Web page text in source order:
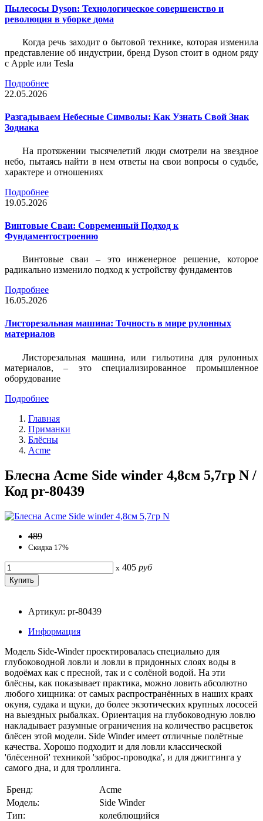
Пылесосы Dyson: Технологическое совершенство и
революция в уборке дома
Когда речь заходит о бытовой технике, которая изменила
представление об индустрии, бренд Dyson стоит в одном ряду
с Apple или Tesla
Подробнее
22.05.2026
Разгадываем Небесные Символы: Как Узнать Свой Знак
Зодиака
На протяжении тысячелетий люди смотрели на звездное
небо, пытаясь найти в нем ответы на свои вопросы о судьбе,
характере и отношениях
Подробнее
19.05.2026
Винтовые Сваи: Современный Подход к
Фундаментостроению
Винтовые сваи – это инженерное решение, которое
радикально изменило подход к устройству фундаментов
Подробнее
16.05.2026
Листорезальная машина: Точность в мире рулонных
материалов
Листорезальная машина, или гильотина для рулонных
материалов, – это специализированное промышленное
оборудование
Подробнее
Главная
Приманки
Блёсны
Acme
Блесна Acme Side winder 4,8см 5,7гр N /
Код pr-80439
489
Скидка 17%
x 405 руб
Артикул: pr-80439
Информация
Модель Side-Winder проектировалась специально для
глубоководной ловли и ловли в придонных слоях воды в
водоёмах как с пресной, так и с солёной водой. На эти
блёсны, как показывает практика, можно ловить абсолютно
любого хищника: от самых распространённых в наших краях
окуня, судака и щуки, до более экзотических крупных лососей
на выездных рыбалках. Ориентация на глубоководную ловлю
накладывает разумные ограничения на количество расцветок
блёсен этой модели. Side Winder имеет отличные полётные
качества. Хорошо подходит и для ловли классической
'блёсенной' техникой 'заброс-проводка', и для джиггинга у
самого дна, и для троллинга.
Бренд:
Acme
Модель:
Side Winder
Тип:
колеблющийся